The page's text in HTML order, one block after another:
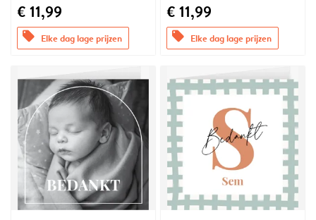
€ 11,99
offers Elke dag lage prijzen
€ 11,99
offers Elke dag lage prijzen